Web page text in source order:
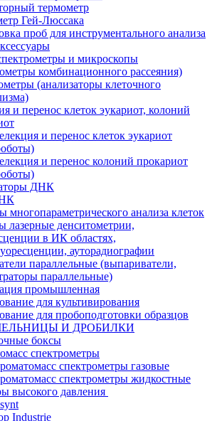
термометр
Гей-Люссака
проб для инструментального анализа
и микроскопы
комбинационного рассеяния)
(анализаторы клеточного
и перенос клеток эукариот, колоний
и перенос клеток эукариот
и перенос колоний прокариот
ДНК
многопараметрического анализа клеток
лазерные денситометрии,
в ИК областях,
ауторадиографии
параллельные (выпариватели,
параллельные)
промышленная
для культивирования
для пробоподготовки образцов
И ДРОБИЛКИ
боксы
спектрометры
спектрометры газовые
спектрометры жидкостные
высокого давления
Industrie